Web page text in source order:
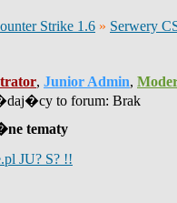
Strike 1.6 » Serwery
, Junior Admin,
to forum: Brak
tematy
JU? S? !!